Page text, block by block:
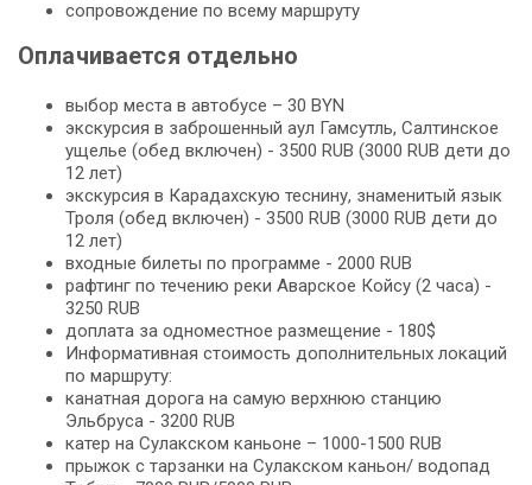
сопровождение по всему маршруту
Оплачивается отдельно
выбор места в автобусе – 30 BYN
экскурсия в заброшенный аул Гамсутль, Салтинское
ущелье (обед включен) - 3500 RUB (3000 RUB дети до
12 лет)
экскурсия в Карадахскую теснину, знаменитый язык
Троля (обед включен) - 3500 RUB (3000 RUB дети до
12 лет)
входные билеты по программе - 2000 RUB
рафтинг по течению реки Аварское Койсу (2 часа) -
3250 RUB
доплата за одноместное размещение - 180$
Информативная стоимость дополнительных локаций
по маршруту:
канатная дорога на самую верхнюю станцию
Эльбруса - 3200 RUB
катер на Сулакcком каньоне – 1000-1500 RUB
прыжок с тарзанки на Сулакском каньон/ водопад